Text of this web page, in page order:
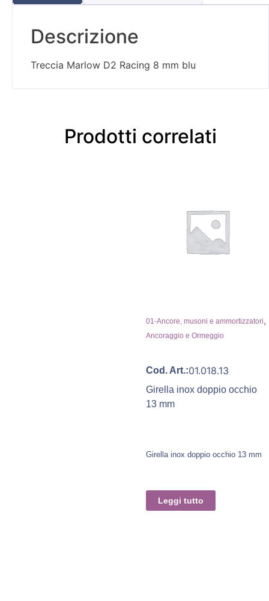
Descrizione
Treccia Marlow D2 Racing 8 mm blu
Prodotti correlati
01-Ancore, musoni e ammortizzatori,
Ancoraggio e Ormeggio
Cod. Art.:01.018.13
Girella inox doppio occhio
13 mm
Girella inox doppio occhio 13 mm
Leggi tutto